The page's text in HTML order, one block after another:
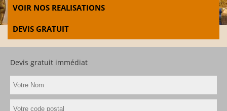
VOIR NOS REALISATIONS
DEVIS GRATUIT
Devis gratuit immédiat